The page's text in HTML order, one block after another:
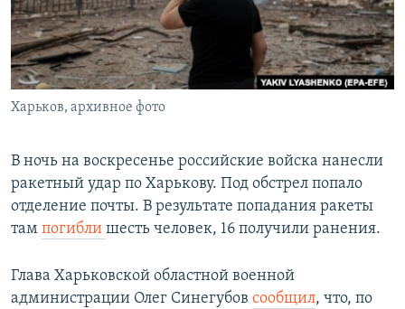
Харьков, архивное фото
В ночь на воскресенье российские войска нанесли
ракетный удар по Харькову. Под обстрел попало
отделение почты. В результате попадания ракеты
там погибли шесть человек, 16 получили ранения.
Глава Харьковской областной военной
администрации Олег Синегубов сообщил, что, по